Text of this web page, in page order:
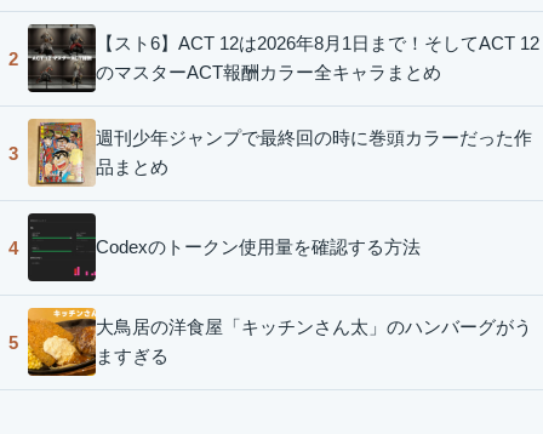
2
【スト6】ACT 12は2026年8月1日まで！そしてACT 12
のマスターACT報酬カラー全キャラまとめ
3
週刊少年ジャンプで最終回の時に巻頭カラーだった作
品まとめ
4 Codexのトークン使用量を確認する方法
5
大鳥居の洋食屋「キッチンさん太」のハンバーグがう
ますぎる